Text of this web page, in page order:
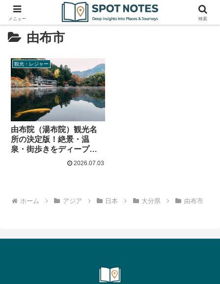
由布市
観光・レジャー
由布院（湯布院）観光名
所の決定版！絶景・温
泉・街歩きをディープに
楽しむ完全ガイド
2026.07.03
ホーム アジア 日本 大分県 由布市
メニュー 検索